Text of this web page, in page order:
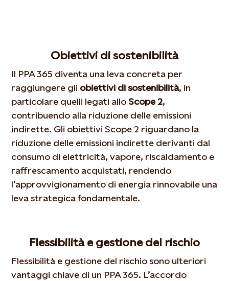
Obiettivi di sostenibilità
Il PPA 365 diventa una leva concreta per
raggiungere gli obiettivi di sostenibilità, in
particolare quelli legati allo Scope 2,
contribuendo alla riduzione delle emissioni
indirette. Gli obiettivi Scope 2 riguardano la
riduzione delle emissioni indirette derivanti dal
consumo di elettricità, vapore, riscaldamento e
raffrescamento acquistati, rendendo
l’approvvigionamento di energia rinnovabile una
leva strategica fondamentale.
Flessibilità e gestione del rischio
Flessibilità e gestione del rischio sono ulteriori
vantaggi chiave di un PPA 365. L’accordo